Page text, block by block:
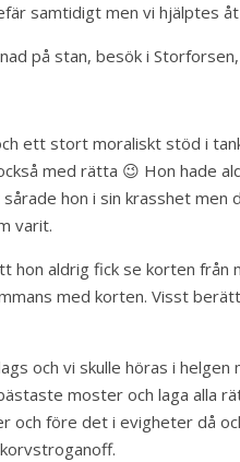
samtidigt men vi hjälptes
på stan, besök i
ett stort moraliskt stöd i
med rätta 😉 Hon hade
hon i sin krasshet
varit.
hon aldrig fick se korten från
med korten. Visst
och vi skulle höras i
moster och laga alla
och före det i evigheter då